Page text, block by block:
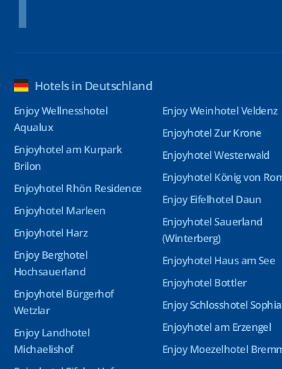
Hotels in Deutschland
Enjoy Wellnesshotel
Aqualux
Enjoyhotel am Kurpark
Brilon
Enjoyhotel Rhön Residence
Enjoyhotel Marleen
Enjoyhotel Harz
Enjoy Berghotel
Hochsauerland
Enjoyhotel Bürgerhof
Wetzlar
Enjoy Landhotel
Michaelishof
Enjoy Weinhotel Veldenz
Enjoyhotel Zur Krone
Enjoyhotel Westerwald
Enjoyhotel König von
Enjoy Eifelhotel Daun
Enjoyhotel Sauerland
(Winterberg)
Enjoyhotel Haus am See
Enjoyhotel Bottler
Enjoy Schlosshotel Sophia
Enjoyhotel am Erzengel
Enjoy Moezelhotel